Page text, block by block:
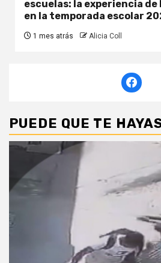
escuelas: la experiencia de
en la temporada escolar
1 mes atrás Alicia Coll
PUEDE QUE TE